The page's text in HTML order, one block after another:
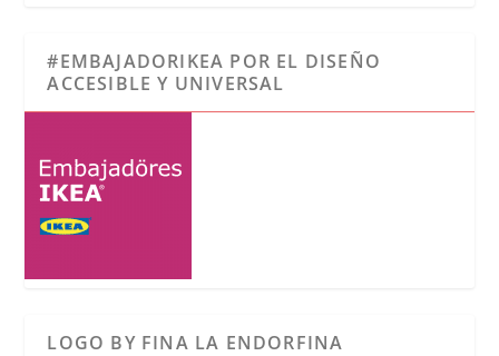
#EMBAJADORIKEA POR EL DISEÑO
ACCESIBLE Y UNIVERSAL
LOGO BY FINA LA ENDORFINA